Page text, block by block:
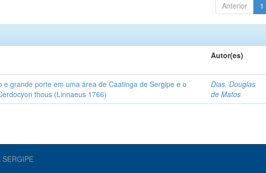
Anterior 1
Autor(es)
e grande porte em uma área de Caatinga de Sergipe e o
thous (Linnaeus 1766)
Dias, Douglas
de Matos
SERGIPE